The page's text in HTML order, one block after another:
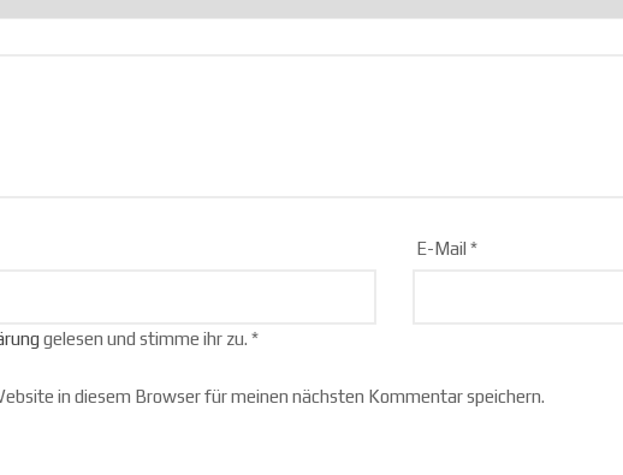
E-Mail *
gelesen und stimme ihr zu. *
in diesem Browser für meinen nächsten Kommentar speichern.